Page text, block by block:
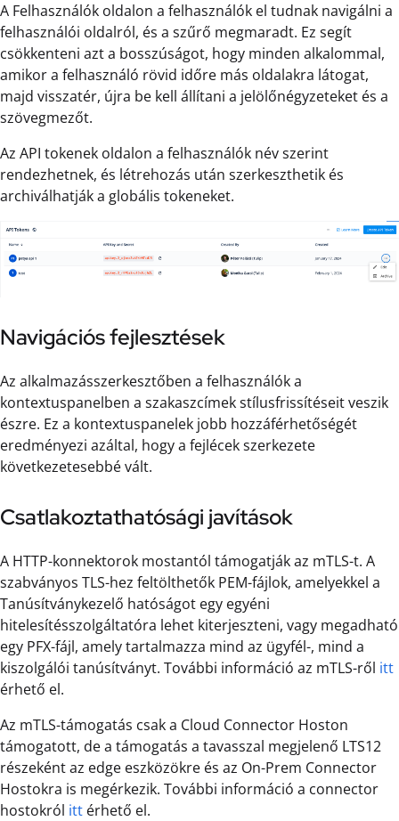
A Felhasználók oldalon a felhasználók el tudnak navigálni a
felhasználói oldalról, és a szűrő megmaradt. Ez segít
csökkenteni azt a bosszúságot, hogy minden alkalommal,
amikor a felhasználó rövid időre más oldalakra látogat,
majd visszatér, újra be kell állítani a jelölőnégyzeteket és a
szövegmezőt.
Az API tokenek oldalon a felhasználók név szerint
rendezhetnek, és létrehozás után szerkeszthetik és
archiválhatják a globális tokeneket.
Navigációs fejlesztések
Az alkalmazásszerkesztőben a felhasználók a
kontextuspanelben a szakaszcímek stílusfrissítéseit veszik
észre. Ez a kontextuspanelek jobb hozzáférhetőségét
eredményezi azáltal, hogy a fejlécek szerkezete
következetesebbé vált.
Csatlakoztathatósági javítások
A HTTP-konnektorok mostantól támogatják az mTLS-t. A
szabványos TLS-hez feltölthetők PEM-fájlok, amelyekkel a
Tanúsítványkezelő hatóságot egy egyéni
hitelesítésszolgáltatóra lehet kiterjeszteni, vagy megadható
egy PFX-fájl, amely tartalmazza mind az ügyfél-, mind a
kiszolgálói tanúsítványt. További információ az mTLS-ről itt
érhető el.
Az mTLS-támogatás csak a Cloud Connector Hoston
támogatott, de a támogatás a tavasszal megjelenő LTS12
részeként az edge eszközökre és az On-Prem Connector
Hostokra is megérkezik. További információ a connector
hostokról itt érhető el.